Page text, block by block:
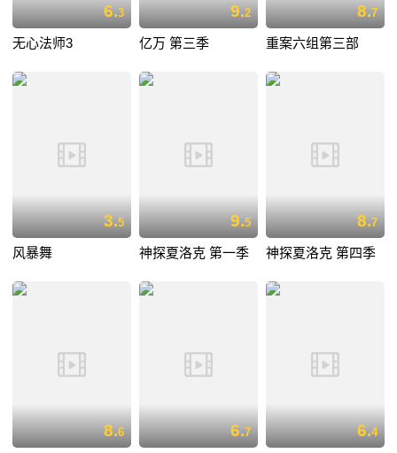
6.3
无心法师3
9.2
亿万 第三季
8.7
重案六组第三部
3.5
风暴舞
9.5
神探夏洛克 第一季
8.7
神探夏洛克 第四季
8.6 6.7 6.4